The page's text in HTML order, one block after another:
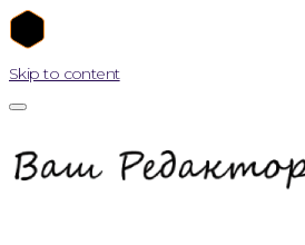
Skip to content